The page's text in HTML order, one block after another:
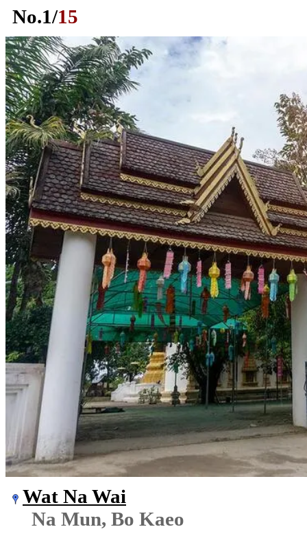
No.1/15
Wat Na Wai
Na Mun, Bo Kaeo